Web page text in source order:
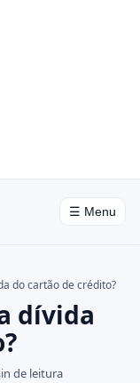
☰ Menu
do cartão de crédito?
dívida
de leitura